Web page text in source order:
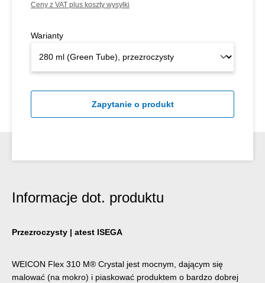
Ceny z VAT plus koszty wysyłki
Warianty
Zapytanie o produkt
Informacje dot. produktu
Przezroczysty | atest ISEGA
WEICON Flex 310 M® Crystal jest mocnym, dającym się
malować (na mokro) i piaskować produktem o bardzo dobrej